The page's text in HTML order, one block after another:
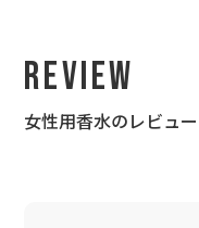
Review
女性用香水のレビュー